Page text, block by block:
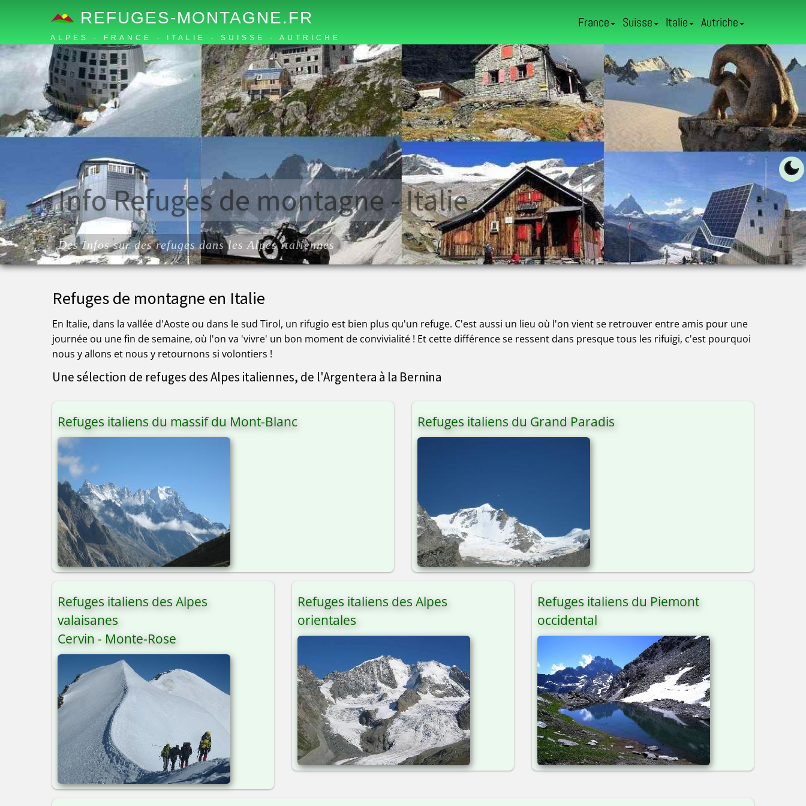
REFUGES-MONTAGNE.FR
ALPES - FRANCE - ITALIE - SUISSE - AUTRICHE
France Suisse Italie Autriche
Info Refuges de montagne - Italie
Des Infos sur des refuges dans les Alpes italiennes
Refuges de montagne en Italie
En Italie, dans la vallée d'Aoste ou dans le sud Tirol, un rifugio est bien plus qu'un refuge. C'est aussi un lieu où l'on vient se retrouver entre amis pour une
journée ou une fin de semaine, où l'on va 'vivre' un bon moment de convivialité ! Et cette différence se ressent dans presque tous les rifuigi, c'est pourquoi
nous y allons et nous y retournons si volontiers !
Une sélection de refuges des Alpes italiennes, de l'Argentera à la Bernina
Refuges italiens du massif du Mont-Blanc Refuges italiens du Grand Paradis
Refuges italiens des Alpes
valaisanes
Cervin - Monte-Rose
Refuges italiens des Alpes
orientales
Refuges italiens du Piemont
occidental